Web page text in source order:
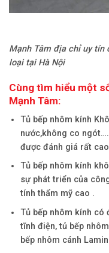
Mạnh Tâm địa chỉ uy tín
loại tại Hà Nội
Cùng tìm hiểu một
Mạnh Tâm:
Tủ bếp nhôm kính
nước,không co
được đánh giá rất cao
Tủ bếp nhôm kính
sự phát triển của
tính thẩm mỹ cao .
Tủ bếp nhôm kính có
tĩnh điện, tủ bếp
bếp nhôm cánh